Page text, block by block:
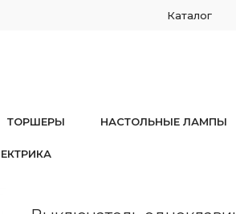
Каталог
ТОРШЕРЫ НАСТОЛЬНЫЕ ЛАМПЫ